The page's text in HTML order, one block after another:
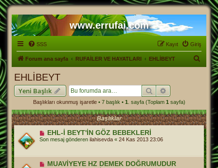
www.errufai.com
SSS Giriş
Kayıt
Forum ana sayfa RUFAİLER VE HAYATLARI EHLİBEYT
EHLİBEYT
Yeni Başlık Ara Gelişmiş arama
Başlıkları okunmuş işaretle• 7 başlık • 1 . sayfa (Toplam 1 sayfa)
Başlıklar
EHL-İ BEYT'İN GÖZ BEBEKLERİ
Son mesaj gönderen ilahisevda « 24 Kas 2013 23:06
MUAVİYEYE HZ DEMEK DOĞRUMUDUR